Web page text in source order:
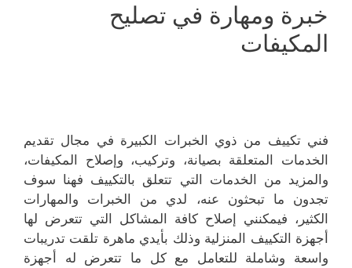
خبرة ومهارة في تصليح
المكيفات
فني تكييف من ذوي الخبرات الكبيرة في مجال تقديم
الخدمات المتعلقة بصيانة، وتركيب، وإصلاح المكيفات،
والمزيد من الخدمات التي تتعلق بالتكييف فهنا سوف
تجدون ما تبحثون عنه، لدي من الخبرات والمهارات
الكثير، فيمكنني إصلاح كافة المشاكل التي تتعرض لها
أجهزة التكييف المنزلية وذلك بأيدي ماهرة تلقت تدريبات
واسعة وشاملة للتعامل مع كل ما تتعرض له أجهزة